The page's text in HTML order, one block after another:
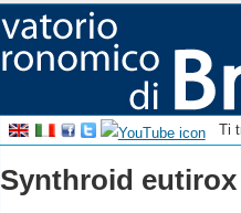
Ti
Synthroid